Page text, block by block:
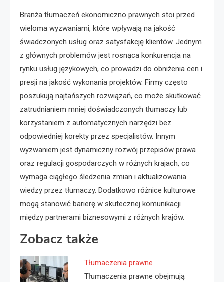
Branża tłumaczeń ekonomiczno prawnych stoi przed
wieloma wyzwaniami, które wpływają na jakość
świadczonych usług oraz satysfakcję klientów. Jednym
z głównych problemów jest rosnąca konkurencja na
rynku usług językowych, co prowadzi do obniżenia cen i
presji na jakość wykonania projektów. Firmy często
poszukują najtańszych rozwiązań, co może skutkować
zatrudnianiem mniej doświadczonych tłumaczy lub
korzystaniem z automatycznych narzędzi bez
odpowiedniej korekty przez specjalistów. Innym
wyzwaniem jest dynamiczny rozwój przepisów prawa
oraz regulacji gospodarczych w różnych krajach, co
wymaga ciągłego śledzenia zmian i aktualizowania
wiedzy przez tłumaczy. Dodatkowo różnice kulturowe
mogą stanowić barierę w skutecznej komunikacji
między partnerami biznesowymi z różnych krajów.
Zobacz także
Tłumaczenia prawne
Tłumaczenia prawne obejmują